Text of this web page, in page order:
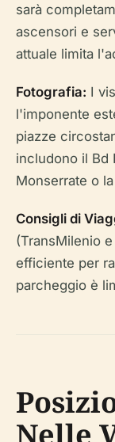
sarà
ascensori e
attuale limita
Fotografia: I
l'imponente
piazze
includono il Bd
Monserrate o
Consigli di
(TransMilenio
efficiente per
parcheggio è